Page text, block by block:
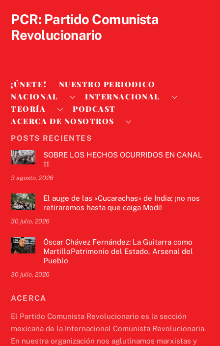
PCR: Partido Comunista
Revolucionario
¡ÚNETE!
NUESTRO PERIODICO
NACIONAL
INTERNACIONAL
TEORÍA
PODCAST
ACERCA DE NOSOTROS
POSTS RECIENTES
SOBRE LOS HECHOS OCURRIDOS EN CANAL
11
3 agosto, 2026
El auge de las «Cucarachas» de India: ¡no nos
retiraremos hasta que caiga Modi!
30 julio, 2026
Óscar Chávez Fernández: La Guitarra como
MartilloPatrimonio del Estado, Arsenal del
Pueblo
30 julio, 2026
ACERCA
El Partido Comunista Revolucionario es la sección
mexicana de la Internacional Comunista Revolucionaria.
En nuestra organización nos aglutinamos marxistas y